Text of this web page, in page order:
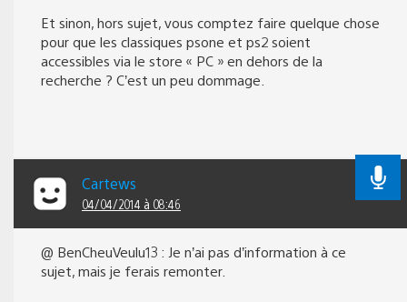
Et sinon, hors sujet, vous comptez faire quelque chose
pour que les classiques psone et ps2 soient
accessibles via le store « PC » en dehors de la
recherche ? C’est un peu dommage.
Cartews
04/04/2014 à 08:46
@ BenCheuVeulu13 : Je n’ai pas d’information à ce
sujet, mais je ferais remonter.